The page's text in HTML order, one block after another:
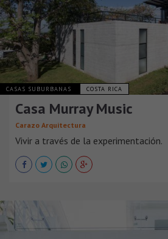
CASAS SUBURBANAS COSTA RICA
Casa Murray Music
Carazo Arquitectura
Vivir a través de la experimentación.